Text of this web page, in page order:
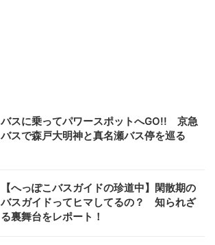
バスに乗ってパワースポットへGO!! 京急
バスで森戸大明神と真名瀬バス停を巡る
【へっぽこバスガイドの珍道中】閑散期の
バスガイドってヒマしてるの？ 知られざ
る裏舞台をレポート！